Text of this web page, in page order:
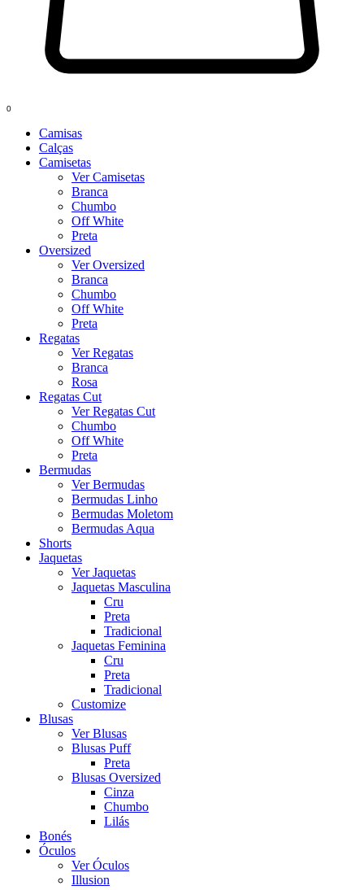
0
Camisas
Calças
Camisetas
Ver Camisetas
Branca
Chumbo
Off White
Preta
Oversized
Ver Oversized
Branca
Chumbo
Off White
Preta
Regatas
Ver Regatas
Branca
Rosa
Regatas Cut
Ver Regatas Cut
Chumbo
Off White
Preta
Bermudas
Ver Bermudas
Bermudas Linho
Bermudas Moletom
Bermudas Aqua
Shorts
Jaquetas
Ver Jaquetas
Jaquetas Masculina
Cru
Preta
Tradicional
Jaquetas Feminina
Cru
Preta
Tradicional
Customize
Blusas
Ver Blusas
Blusas Puff
Preta
Blusas Oversized
Cinza
Chumbo
Lilás
Bonés
Óculos
Ver Óculos
Illusion